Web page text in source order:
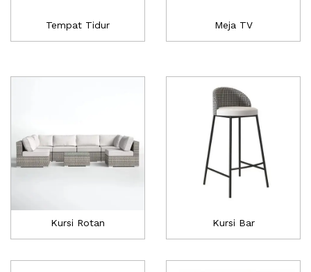
Tempat Tidur Meja TV
Kursi Rotan Kursi Bar